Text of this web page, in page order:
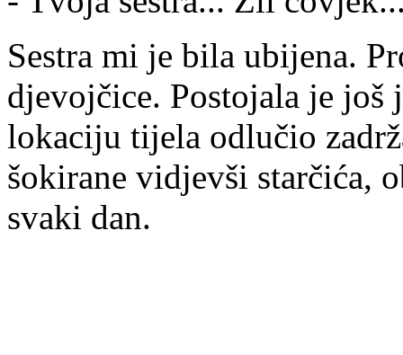
Sestra mi je bila ubijena.
djevojčice. Postojala je
lokaciju tijela odlučio
šokirane vidjevši starčića,
svaki dan.